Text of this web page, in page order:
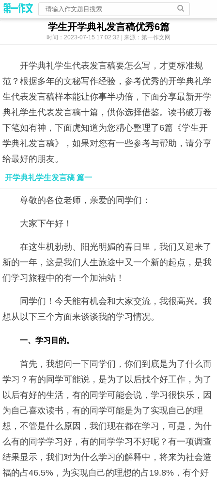
学生开学典礼发言稿优秀6篇
时间：2023-07-15 17:02:32 | 来源：第一作文网
开学典礼学生代表发言稿要怎么写，才更标准规
范？根据多年的文秘写作经验，参考优秀的开学典礼学
生代表发言稿样本能让你事半功倍，下面分享最新开学
典礼学生代表发言稿十篇，供你选择借鉴。读书破万卷
下笔如有神，下面虎知道为您精心整理了6篇《学生开
学典礼发言稿》，如果对您有一些参考与帮助，请分享
给最好的朋友。
开学典礼学生发言稿 篇一
尊敬的各位老师，亲爱的同学们：
大家下午好！
在这生机勃勃、阳光明媚的春日里，我们又迎来了
新的一年，这是我们人生旅途中又一个新的起点，是我
们学习旅程中的有一个加油站！
同学们！今天能有机会和大家交流，我很高兴。我
想从以下三个方面来谈谈我的学习情况。
一、学习目的。
首先，我想问一下同学们，你们到底是为了什么而
学习？有的同学可能说，是为了以后找个好工作，为了
以后有好的生活，有的同学可能会说，学习很快乐，因
为自己喜欢读书，有的同学可能是为了实现自己的理
想，不管是什么原因，我们现在都在学习，可是，为什
么有的同学学习好，有的同学学习不好呢？有一项调查
结果显示，我们对为什么学习的解释中，将来为社会造
福的占46.5%，为实现自己的理想的占19.8%，有个好